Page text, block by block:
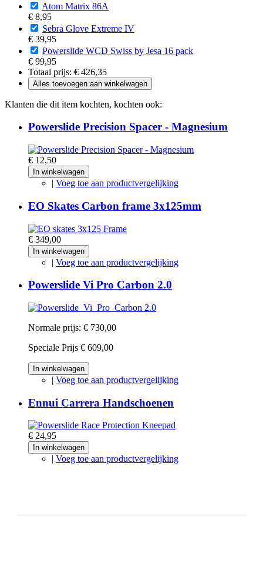
Atom Matrix 86A
€ 8,95
Sebra Glove Extreme IV
€ 39,95
Powerslide WCD Swiss by Jesa 16 pack
€ 99,95
Totaal prijs: € 426,35
Alles toevoegen aan winkelwagen
Klanten die dit item kochten, kochten ook:
Powerslide Precision Spacer - Magnesium
€ 12,50
In winkelwagen
| Voeg toe aan productvergelijking
EO Skates Carbon frame 3x125mm
€ 349,00
In winkelwagen
| Voeg toe aan productvergelijking
Powerslide Vi Pro Carbon 2.0
Normale prijs: € 730,00
Speciale Prijs € 609,00
In winkelwagen
| Voeg toe aan productvergelijking
Ennui Carrera Handschoenen
€ 24,95
In winkelwagen
| Voeg toe aan productvergelijking